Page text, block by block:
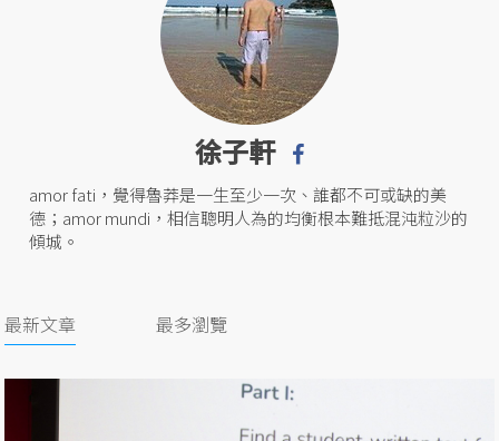
徐子軒
amor fati，覺得魯莽是一生至少一次、誰都不可或缺的美
德；amor mundi，相信聰明人為的均衡根本難抵混沌粒沙的
傾城。
最新文章 最多瀏覽